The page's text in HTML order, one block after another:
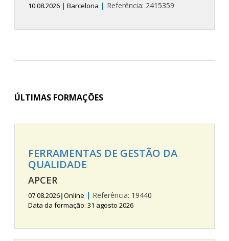
10.08.2026 | Barcelona | Referência: 2415359
ÚLTIMAS FORMAÇÕES
FERRAMENTAS DE GESTÃO DA
QUALIDADE
APCER
07.08.2026|Online | Referência: 19440
Data da formação: 31 agosto 2026